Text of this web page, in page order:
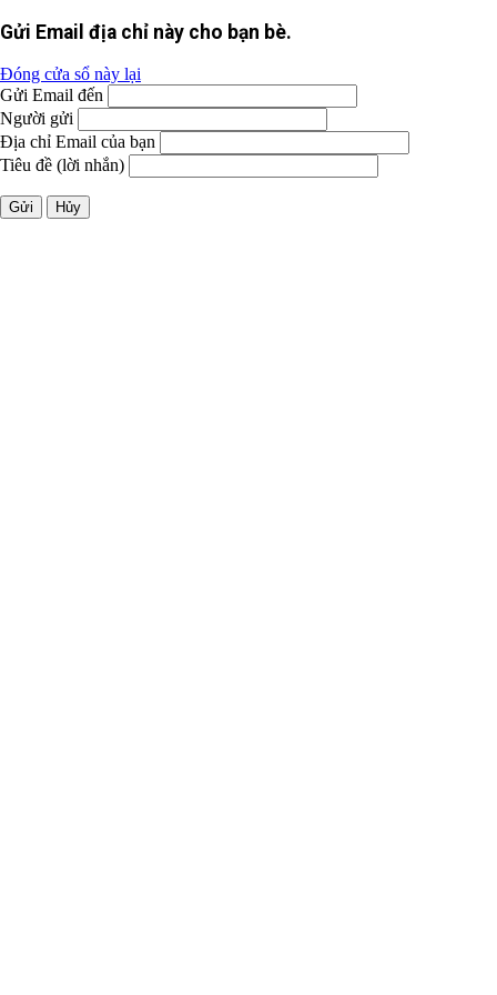
Gửi Email địa chỉ này cho bạn bè.
Đóng cửa sổ này lại
Gửi Email đến
Người gửi
Địa chỉ Email của bạn
Tiêu đề (lời nhắn)
Gửi Hủy